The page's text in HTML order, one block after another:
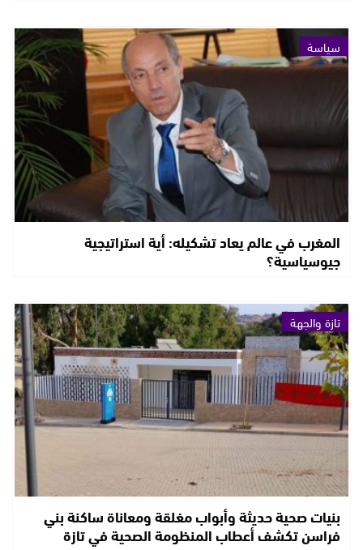
سياسة
المغرب في عالم يعاد تشكيله: أية استراتيجية
جيوسياسية؟
تازة والجهة
بنيات صحية حديثة وأبواب مغلقة ومعاناة ساكنة بني
فراسن تكشف أعطاب المنظومة الصحية في تازة